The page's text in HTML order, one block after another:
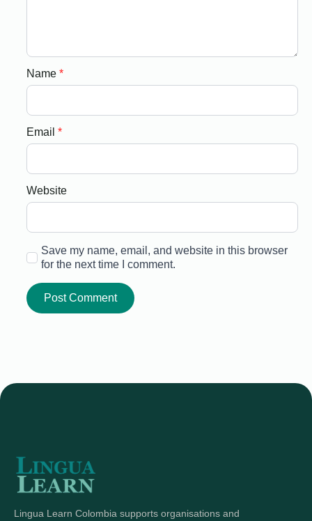
Name *
Email *
Website
Save my name, email, and website in this browser
for the next time I comment.
Lingua Learn Colombia supports organisations and